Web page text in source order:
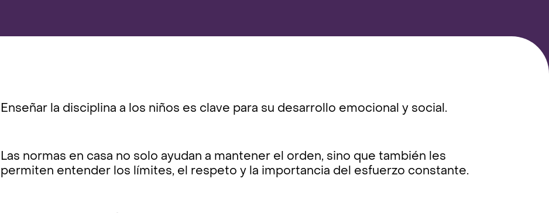
Enseñar la disciplina a los niños es clave para su desarrollo emocional y social.
Las normas en casa no solo ayudan a mantener el orden, sino que también les
permiten entender los límites, el respeto y la importancia del esfuerzo constante.